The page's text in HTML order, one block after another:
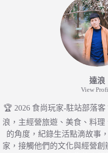
達浪
View
🏆 2026 食尚玩家-駐站部落
浪，主經營旅遊、美食、料
的角度，紀錄生活點滴故事
家，接觸他們的文化與經營